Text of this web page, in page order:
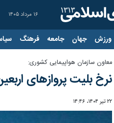
۱۶ مرداد ۱۴۰۵
ورزش جهان جامعه فرهنگ
معاون سازمان هواپیمایی کشوری:
نرخ بلیت پروازهای
۲۲ تیر ۱۴۰۴، ۱۴:۴۶